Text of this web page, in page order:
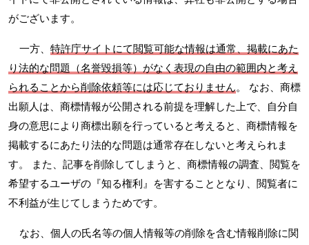
がございます。
一方、 特許庁サイトにて閲覧可能な情報は通常、掲載にあた
り法的な問題（名誉毀損等）がなく表現の自由の範囲内と考え
られることから削除依頼等には応じておりません。 なお、商標
出願人は、商標情報が公開される前提を理解した上で、自分自
身の意思により商標出願を行っていると考えると、商標情報を
掲載するにあたり法的な問題は通常存在しないと考えられま
す。 また、記事を削除してしまうと、商標情報の調査、閲覧を
希望するユーザの『知る権利』を害することとなり、閲覧者に
不利益が生じてしまうためです。
なお、個人の氏名等の個人情報等の削除を含む情報削除に関